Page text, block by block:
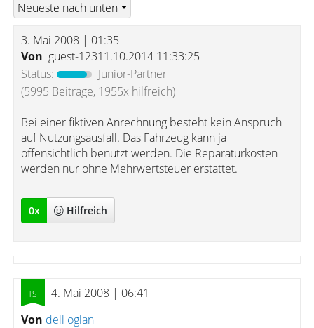
3. Mai 2008 | 01:35
Von guest-12311.10.2014 11:33:25
Status:
Junior-Partner
(5995 Beiträge, 1955x hilfreich)
Bei einer fiktiven Anrechnung besteht kein Anspruch
auf Nutzungsausfall. Das Fahrzeug kann ja
offensichtlich benutzt werden. Die Reparaturkosten
werden nur ohne Mehrwertsteuer erstattet.
0x Hilfreich
4. Mai 2008 | 06:41
Von deli oglan